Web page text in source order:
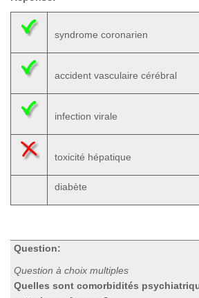
syndrome coronarien
accident vasculaire cérébral
infection virale
toxicité hépatique
diabète
Question:
Question à choix multiples
Quelles sont comorbidités